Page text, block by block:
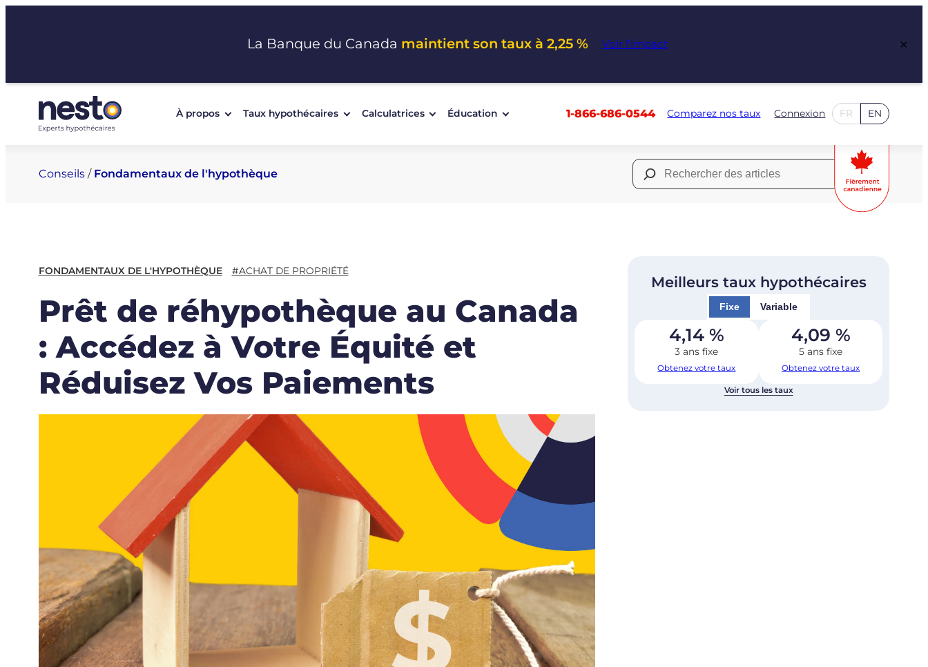
La Banque du Canada maintient son taux à 2,25 % Voir l’impact ×
À propos Taux hypothécaires Calculatrices Éducation 1-866-686-0544 Comparez nos taux Connexion FR EN
Conseils/ Fondamentaux de l'hypothèque Rechercher :
FONDAMENTAUX DE L'HYPOTHÈQUE #ACHAT DE PROPRIÉTÉ
Prêt de réhypothèque au Canada
: Accédez à Votre Équité et
Réduisez Vos Paiements
Meilleurs taux hypothécaires
Fixe Variable
4,14 %
3 ans fixe
Obtenez votre taux
4,09 %
5 ans fixe
Obtenez votre taux
Voir tous les taux